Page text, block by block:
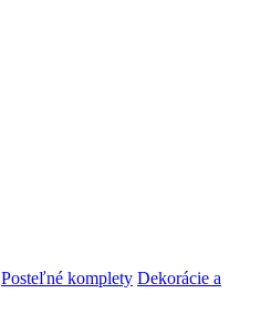
Posteľné komplety Dekorácie a